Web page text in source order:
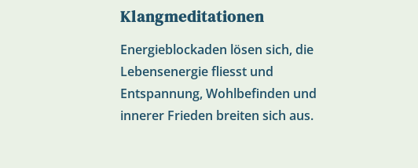
Klangmeditationen
Energieblockaden lösen sich, die
Lebensenergie fliesst und
Entspannung, Wohlbefinden und
innerer Frieden breiten sich aus.